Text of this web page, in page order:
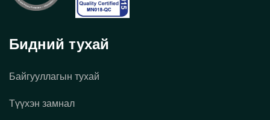
Бидний тухай
Байгууллагын тухай
Түүхэн замнал